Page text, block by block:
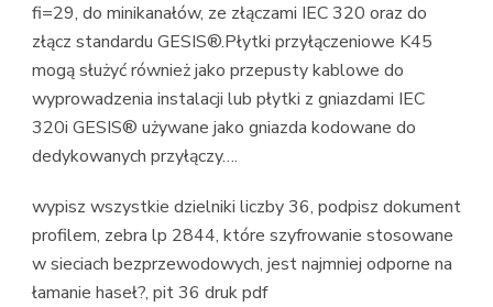
fi=29, do minikanałów, ze złączami IEC 320 oraz do
złącz standardu GESIS®.Płytki przyłączeniowe K45
mogą służyć również jako przepusty kablowe do
wyprowadzenia instalacji lub płytki z gniazdami IEC
320i GESIS® używane jako gniazda kodowane do
dedykowanych przyłączy….
wypisz wszystkie dzielniki liczby 36, podpisz dokument
profilem, zebra lp 2844, które szyfrowanie stosowane
w sieciach bezprzewodowych, jest najmniej odporne na
łamanie haseł?, pit 36 druk pdf